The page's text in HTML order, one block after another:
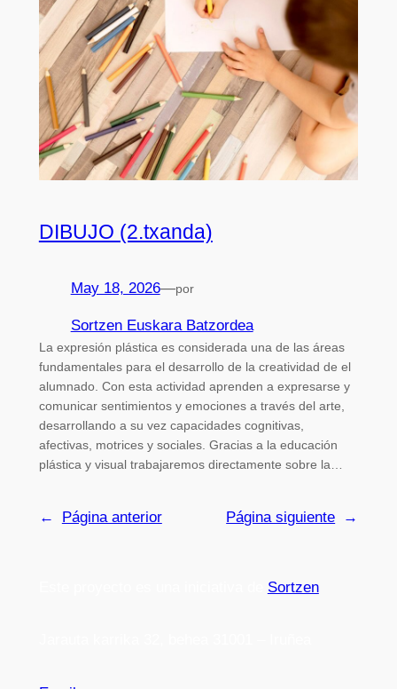
DIBUJO (2.txanda)
May 18, 2026—por
Sortzen Euskara Batzordea
La expresión plástica es considerada una de las áreas
fundamentales para el desarrollo de la creatividad de el
alumnado. Con esta actividad aprenden a expresarse y
comunicar sentimientos y emociones a través del arte,
desarrollando a su vez capacidades cognitivas,
afectivas, motrices y sociales. Gracias a la educación
plástica y visual trabajaremos directamente sobre la…
← Página anterior Página siguiente →
Sortzen